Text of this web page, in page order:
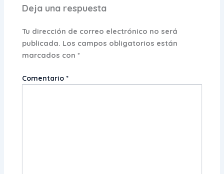
Deja una respuesta
Tu dirección de correo electrónico no será
publicada. Los campos obligatorios están
marcados con*
Comentario*